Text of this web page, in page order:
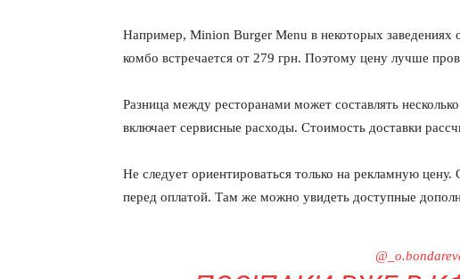
Например, Minion Burger Menu в некоторых заведениях
комбо встречается от 279 грн. Поэтому цену лучше
Разница между ресторанами может составлять
включает сервисные расходы. Стоимость доставки
Не следует ориентироваться только на рекламную
перед оплатой. Там же можно увидеть доступные